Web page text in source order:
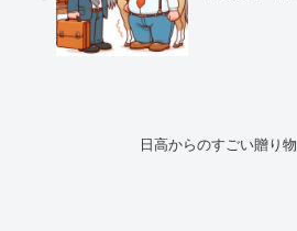
日高からのすごい贈り物